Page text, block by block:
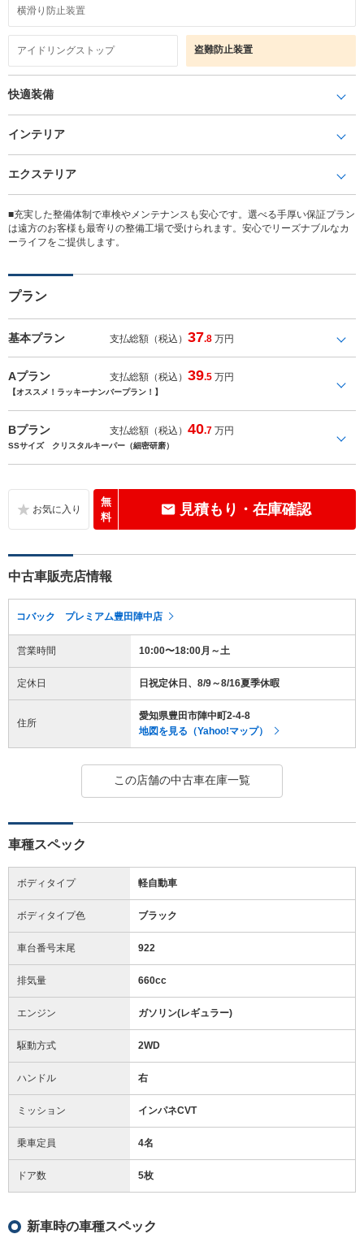
横滑り防止装置
アイドリングストップ 盗難防止装置
快適装備
インテリア
エクステリア
■充実した整備体制で車検やメンテナンスも安心です。選べる手厚い保証プラン
は遠方のお客様も最寄りの整備工場で受けられます。安心でリーズナブルなカ
ーライフをご提供します。
プラン
基本プラン 支払総額（税込）37.8 万円
Aプラン 支払総額（税込）39.5 万円
【オススメ！ラッキーナンバープラン！】
Bプラン 支払総額（税込）40.7 万円
SSサイズ クリスタルキーパー（細密研磨）
無
料
見積もり・在庫確認
中古車販売店情報
コバック プレミアム豊田陣中店
営業時間 10:00〜18:00月～土
定休日 日祝定休日、8/9～8/16夏季休暇
住所
愛知県豊田市陣中町2-4-8
地図を見る（Yahoo!マップ）
この店舗の中古車在庫一覧
車種スペック
ボディタイプ 軽自動車
ボディタイプ色 ブラック
車台番号末尾 922
排気量 660cc
エンジン ガソリン(レギュラー)
駆動方式 2WD
ハンドル 右
ミッション インパネCVT
乗車定員 4名
ドア数 5枚
新車時の車種スペック